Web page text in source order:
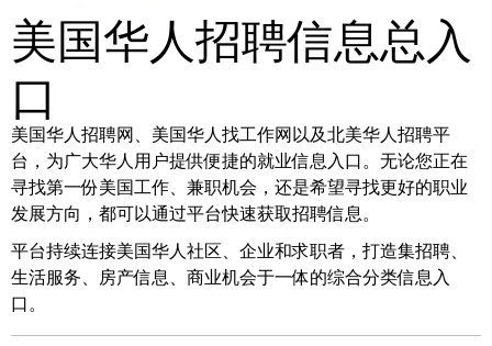
美国华人招聘信息总入
口
美国华人招聘网、美国华人找工作网以及北美华人招聘平
台，为广大华人用户提供便捷的就业信息入口。无论您正在
寻找第一份美国工作、兼职机会，还是希望寻找更好的职业
发展方向，都可以通过平台快速获取招聘信息。
平台持续连接美国华人社区、企业和求职者，打造集招聘、
生活服务、房产信息、商业机会于一体的综合分类信息入
口。